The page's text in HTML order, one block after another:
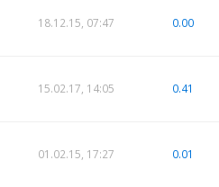
18.12.15, 07:47 0.00
15.02.17, 14:05 0.41
01.02.15, 17:27 0.01